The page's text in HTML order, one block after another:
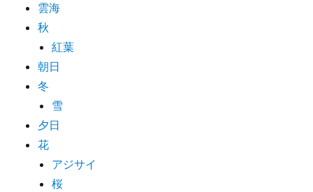
雲海
秋
紅葉
朝日
冬
雪
夕日
花
アジサイ
桜